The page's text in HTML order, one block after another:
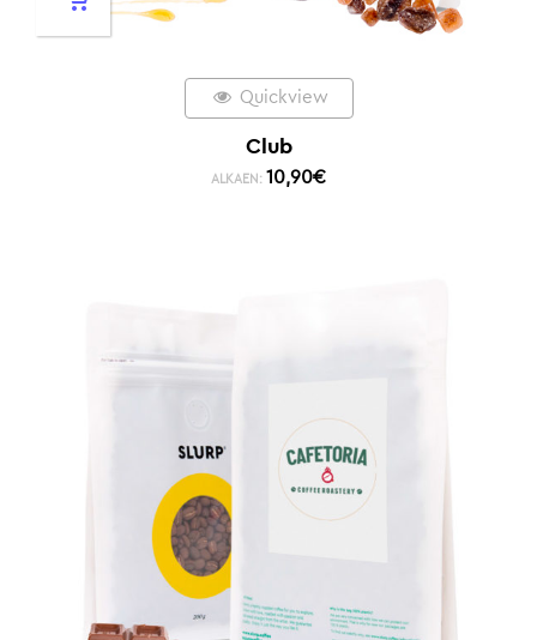
Quickview
Club
ALKAEN: 10,90€